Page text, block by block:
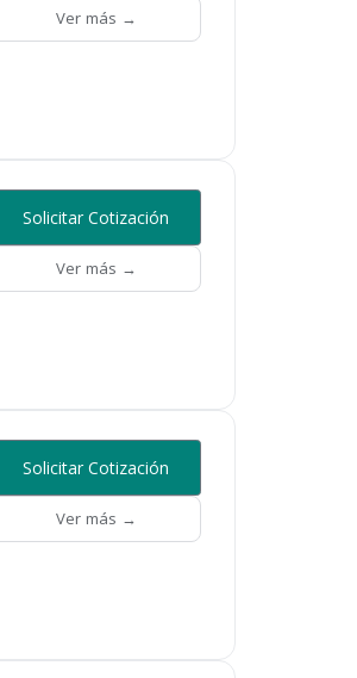
Ver más →
Solicitar Cotización
Ver más →
Solicitar Cotización
Ver más →